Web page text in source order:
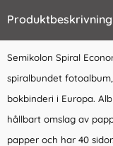
Produktbeskrivning
Semikolon Spiral
spiralbundet
bokbinderi i Europa.
hållbart omslag av
papper och har 40 sidor.